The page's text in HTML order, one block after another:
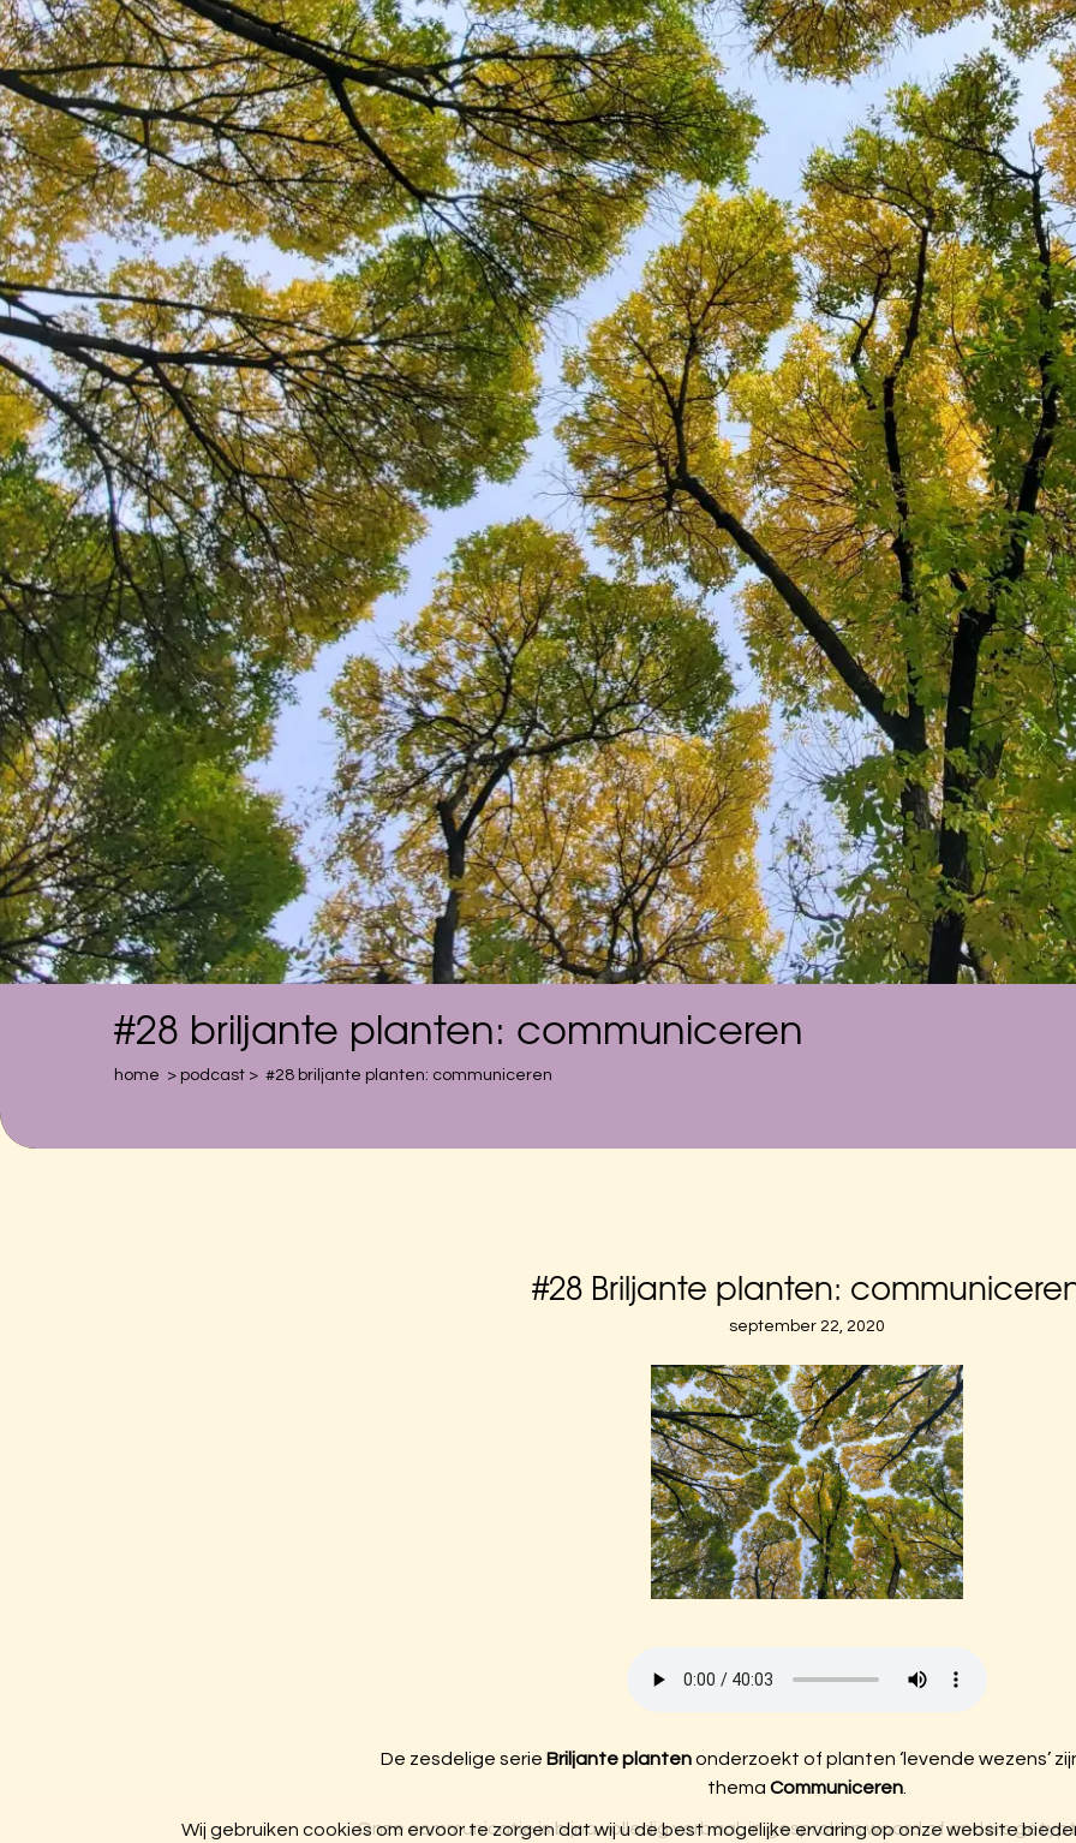
1018DD
020-
#28 briljante planten: communiceren
home > podcast> #28 briljante planten: communiceren
#28 Briljante planten:
september 22, 2020
De zesdelige serieBriljante plantenonderzoekt of planten ‘levende wezens’
thema Communiceren.
Onze communicatie is bijna volledig verbaal, in gesproken woord of anders
Wij gebruiken cookies om ervoor te zorgen dat wij u de best mogelijke ervaring op onze website